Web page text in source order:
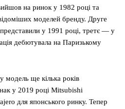
на ринок у 1982 році та
моделей бренду. Друге
у 1991 році, третє — у
дебютувала на Паризькому
модель ще кілька років
у 2019 році Mitsubishi
для японського ринку. Тепер